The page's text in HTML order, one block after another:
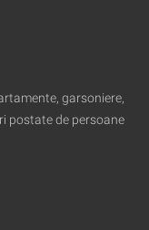
garsoniere,
postate de persoane